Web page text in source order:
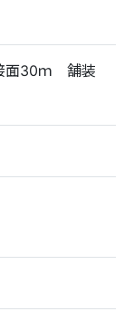
30ｍ 舗装